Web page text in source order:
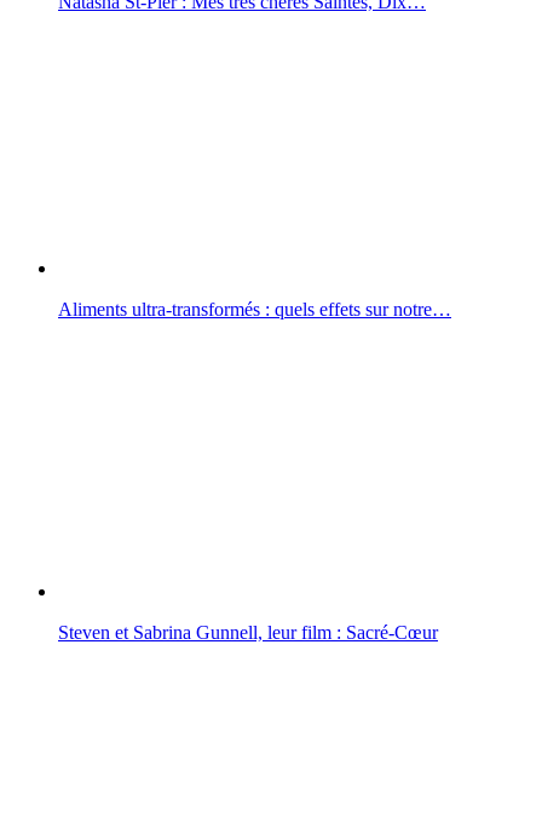
Aliments ultra-transformés : quels effets sur notre…
Steven et Sabrina Gunnell, leur film : Sacré-Cœur